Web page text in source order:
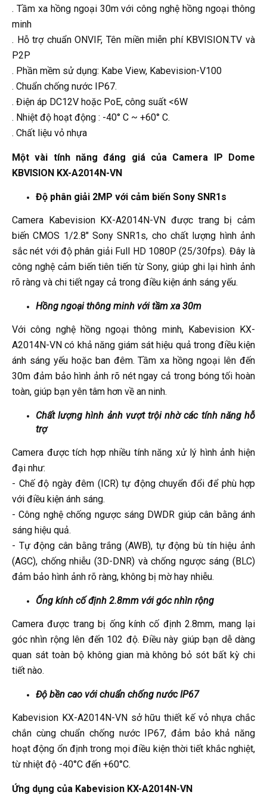
. Tầm xa hồng ngoại 30m với công nghệ hồng ngoại thông
minh
. Hỗ trợ chuẩn ONVIF, Tên miền miễn phí KBVISION.TV và
P2P
. Phần mềm sử dụng: Kabe View, Kabevision-V100
. Chuẩn chống nước IP67.
. Điện áp DC12V hoặc PoE, công suất <6W
. Nhiệt độ hoạt động : -40° C ~ +60° C.
. Chất liệu vỏ nhựa
Một vài tính năng đáng giá của Camera IP Dome
KBVISION KX-A2014N-VN
Độ phân giải 2MP với cảm biến Sony SNR1s
Camera Kabevision KX-A2014N-VN được trang bị cảm
biến CMOS 1/2.8" Sony SNR1s, cho chất lượng hình ảnh
sắc nét với độ phân giải Full HD 1080P (25/30fps). Đây là
công nghệ cảm biến tiên tiến từ Sony, giúp ghi lại hình ảnh
rõ ràng và chi tiết ngay cả trong điều kiện ánh sáng yếu.
Hồng ngoại thông minh với tầm xa 30m
Với công nghệ hồng ngoại thông minh, Kabevision KX-
A2014N-VN có khả năng giám sát hiệu quả trong điều kiện
ánh sáng yếu hoặc ban đêm. Tầm xa hồng ngoại lên đến
30m đảm bảo hình ảnh rõ nét ngay cả trong bóng tối hoàn
toàn, giúp bạn yên tâm hơn về an ninh.
Chất lượng hình ảnh vượt trội nhờ các tính năng hỗ
trợ
Camera được tích hợp nhiều tính năng xử lý hình ảnh hiện
đại như:
- Chế độ ngày đêm (ICR) tự động chuyển đổi để phù hợp
với điều kiện ánh sáng.
- Công nghệ chống ngược sáng DWDR giúp cân bằng ánh
sáng hiệu quả.
- Tự động cân bằng trắng (AWB), tự động bù tín hiệu ảnh
(AGC), chống nhiễu (3D-DNR) và chống ngược sáng (BLC)
đảm bảo hình ảnh rõ ràng, không bị mờ hay nhiễu.
Ống kính cố định 2.8mm với góc nhìn rộng
Camera được trang bị ống kính cố định 2.8mm, mang lại
góc nhìn rộng lên đến 102 độ. Điều này giúp bạn dễ dàng
quan sát toàn bộ không gian mà không bỏ sót bất kỳ chi
tiết nào.
Độ bền cao với chuẩn chống nước IP67
Kabevision KX-A2014N-VN sở hữu thiết kế vỏ nhựa chắc
chắn cùng chuẩn chống nước IP67, đảm bảo khả năng
hoạt động ổn định trong mọi điều kiện thời tiết khắc nghiệt,
từ nhiệt độ -40°C đến +60°C.
Ứng dụng của Kabevision KX-A2014N-VN